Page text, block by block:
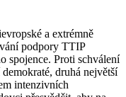
a extrémně
podpory TTIP
spojence. Proti schválení
druhá největší
intenzivních